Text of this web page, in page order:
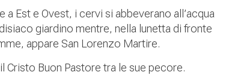
Est e Ovest, i cervi si abbeverano all’acqua
giardino mentre, nella lunetta di fronte
appare San Lorenzo Martire.
Cristo Buon Pastore tra le sue pecore.